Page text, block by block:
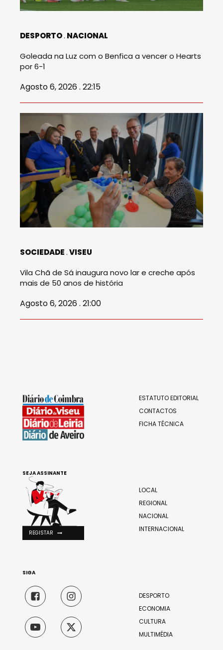
DESPORTO NACIONAL
Goleada na Luz com o Benfica a vencer o Hearts
por 6-1
Agosto 6, 2026 . 22:15
SOCIEDADE VISEU
Vila Chã de Sá inaugura novo lar e creche após
mais de 50 anos de história
Agosto 6, 2026 . 21:00
ESTATUTO EDITORIAL
CONTACTOS
FICHA TÉCNICA
LOCAL
REGIONAL
NACIONAL
INTERNACIONAL
DESPORTO
ECONOMIA
CULTURA
MULTIMÉDIA
SEJA ASSINANTE
REGISTAR
SIGA